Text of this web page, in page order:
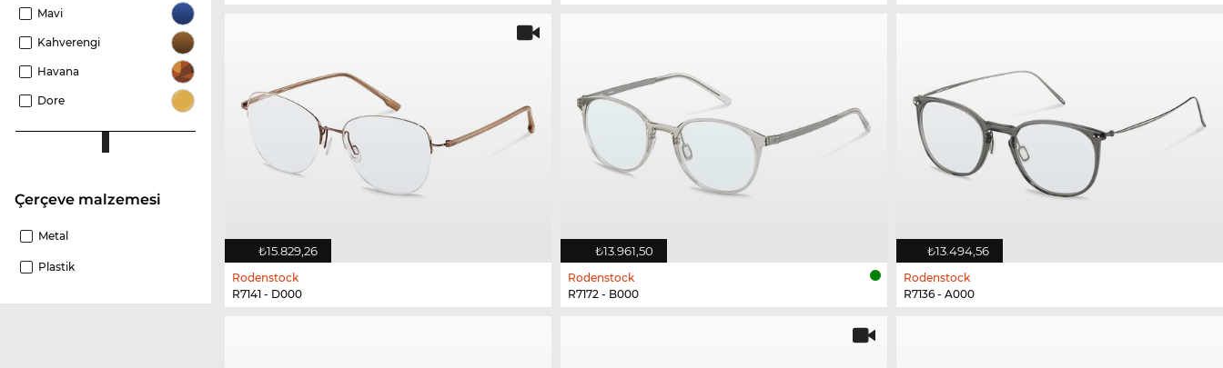
Mavi
Kahverengi
Havana
Dore
Çerçeve malzemesi
Metal
Plastik
₺15.829,26
Rodenstock
R7141 - D000
₺13.961,50
Rodenstock
R7172 - B000
₺13.494,56
Rodenstock
R7136 - A000